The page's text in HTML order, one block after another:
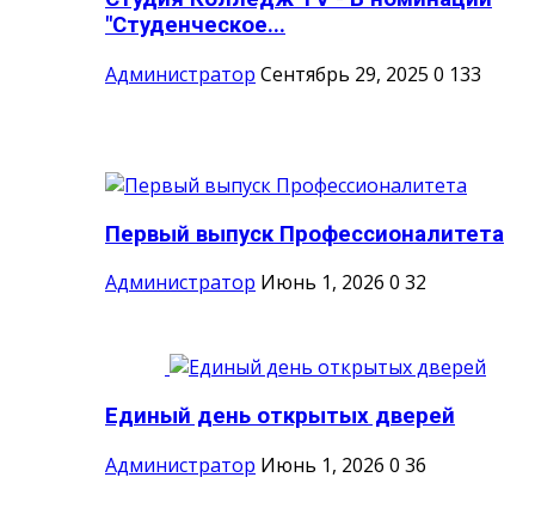
"Студенческое...
Администратор Сентябрь 29, 2025 0 133
Первый выпуск Профессионалитета
Администратор Июнь 1, 2026 0 32
Единый день открытых дверей
Администратор Июнь 1, 2026 0 36